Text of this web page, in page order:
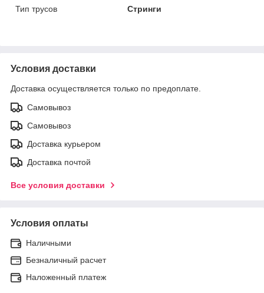
Тип трусов
Стринги
Условия доставки
Доставка осуществляется только по предоплате.
Самовывоз
Самовывоз
Доставка курьером
Доставка почтой
Все условия доставки
Условия оплаты
Наличными
Безналичный расчет
Наложенный платеж